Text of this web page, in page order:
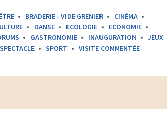
BRADERIE - VIDE GRENIER
CINÉMA
DANSE ECOLOGIE
ECONOMIE
GASTRONOMIE INAUGURATION
JEUX
SPECTACLE SPORT VISITE COMMENTÉE